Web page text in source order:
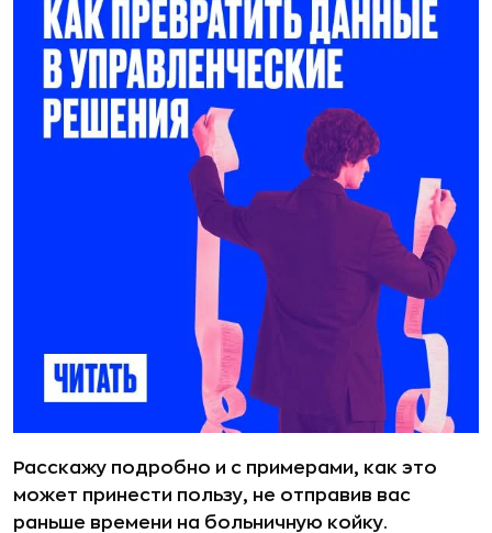
Расскажу подробно и с примерами, как это
может принести пользу, не отправив вас
раньше времени на больничную койку.